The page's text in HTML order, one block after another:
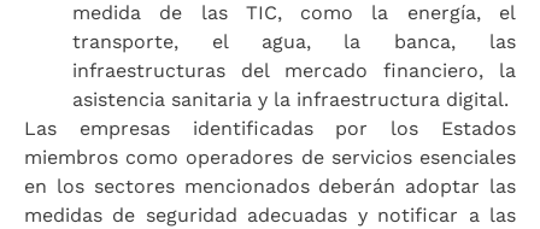
medida de las TIC, como la energía, el
transporte, el agua, la banca, las
infraestructuras del mercado financiero, la
asistencia sanitaria y la infraestructura digital.
Las empresas identificadas por los Estados
miembros como operadores de servicios esenciales
en los sectores mencionados deberán adoptar las
medidas de seguridad adecuadas y notificar a las